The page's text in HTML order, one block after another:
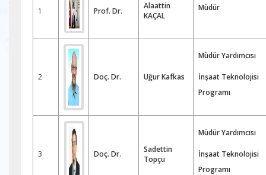
1 Prof. Dr.
Alaattin
KAÇAL
Müdür
2 Doç. Dr. Uğur Kafkas
Müdür Yardımcısı
İnşaat Teknolojisi
Programı
3 Doç. Dr.
Sadettin
Topçu
Müdür Yardımcısı
İnşaat Teknolojisi
Programı